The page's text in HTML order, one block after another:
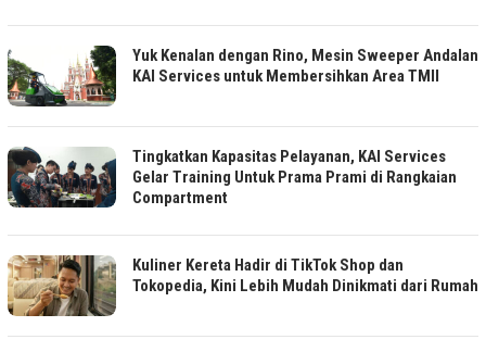
Yuk Kenalan dengan Rino, Mesin Sweeper Andalan
KAI Services untuk Membersihkan Area TMII
Tingkatkan Kapasitas Pelayanan, KAI Services
Gelar Training Untuk Prama Prami di Rangkaian
Compartment
Kuliner Kereta Hadir di TikTok Shop dan
Tokopedia, Kini Lebih Mudah Dinikmati dari Rumah